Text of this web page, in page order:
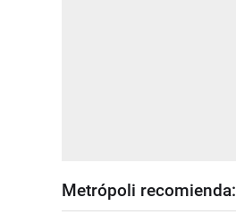
Metrópoli recomienda: